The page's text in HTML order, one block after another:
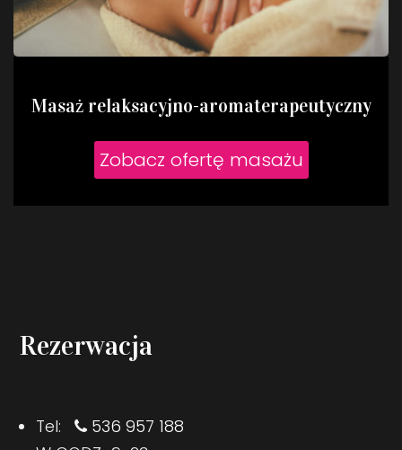
Masaż relaksacyjno-aromaterapeutyczny
Zobacz ofertę masażu
Rezerwacja
Tel:
536 957 188